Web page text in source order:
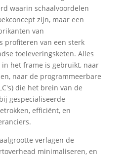
waarin schaalvoordelen
zijn, maar een
van
profiteren van een sterk
toeleveringsketen. Alles
het frame is gebruikt, naar
naar de programmeerbare
die het brein van de
gespecialiseerde
efficiënt, en
verlagen de
minimaliseren, en